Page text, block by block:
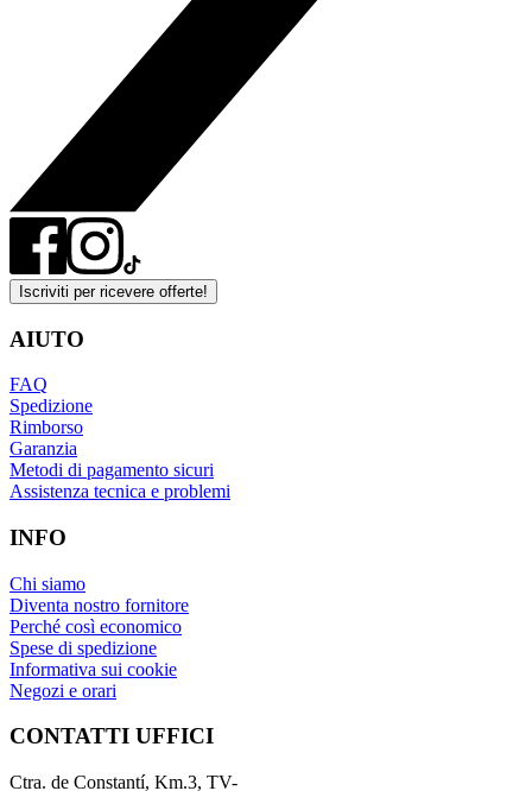
Iscriviti per ricevere offerte!
AIUTO
FAQ
Spedizione
Rimborso
Garanzia
Metodi di pagamento sicuri
Assistenza tecnica e problemi
INFO
Chi siamo
Diventa nostro fornitore
Perché così economico
Spese di spedizione
Informativa sui cookie
Negozi e orari
CONTATTI UFFICI
Ctra. de Constantí, Km.3, TV-